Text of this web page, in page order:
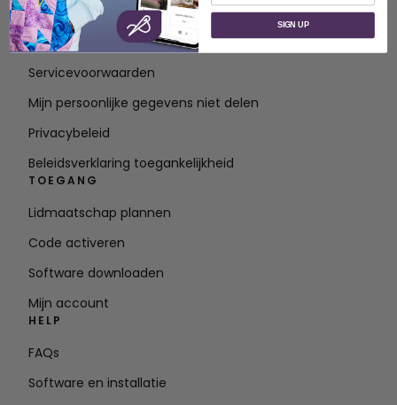
Over SVP Wereldwijd
Neem contact op met
Servicevoorwaarden
Mijn persoonlijke gegevens niet delen
Privacybeleid
Beleidsverklaring toegankelijkheid
TOEGANG
Lidmaatschap plannen
Code activeren
Software downloaden
Mijn account
HELP
FAQs
Software en installatie
SIGN UP